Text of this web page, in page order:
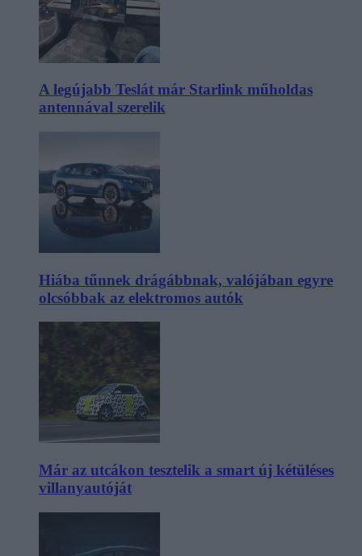
A legújabb Teslát már Starlink műholdas
antennával szerelik
Hiába tűnnek drágábbnak, valójában egyre
olcsóbbak az elektromos autók
Már az utcákon tesztelik a smart új kétüléses
villanyautóját